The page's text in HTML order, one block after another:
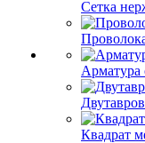
Сетка
Арматура
Квадрат